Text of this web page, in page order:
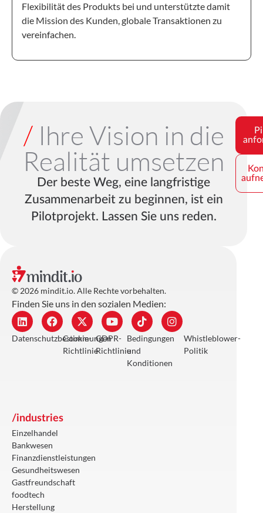
Flexibilität des Produkts bei und unterstützte damit
die Mission des Kunden, globale Transaktionen zu
vereinfachen.
/Ihre Vision in die
Realität umsetzen
Der beste Weg, eine langfristige
Zusammenarbeit zu beginnen, ist ein
Pilotprojekt. Lassen Sie uns reden.
© 2026 mindit.io. Alle Rechte vorbehalten.
Finden Sie uns in den sozialen Medien:
Datenschutzbestimmungen
Cookie-
Richtlinie
GDPR-
Richtlinie
Bedingungen
und
Konditionen
Whistleblower-
Politik
/industries
Einzelhandel
Bankwesen
Finanzdienstleistungen
Gesundheitswesen
Gastfreundschaft
foodtech
Herstellung